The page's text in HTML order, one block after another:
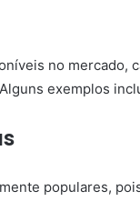
no mercado,
exemplos
populares,